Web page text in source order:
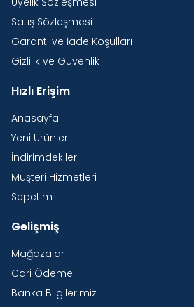
Satış Sözleşmesi
Garanti ve İade Koşulları
Gizlilik ve Güvenlik
Hızlı Erişim
Anasayfa
Yeni Ürünler
İndirimdekiler
Müşteri Hizmetleri
Sepetim
Gelişmiş
Mağazalar
Cari Ödeme
Banka Bilgilerimiz